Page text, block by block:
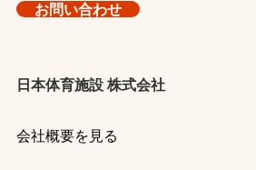
お問い合わせ
日本体育施設 株式会社
会社概要を見る